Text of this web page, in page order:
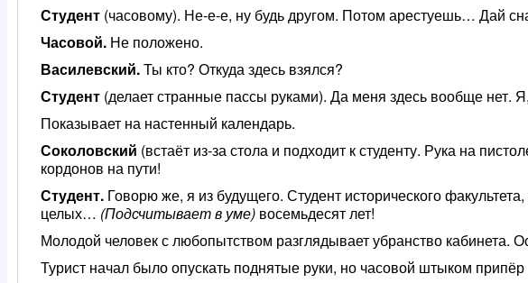
Студент (часовому). Не-е-е, ну будь другом. Потом арестуешь… Дай
Часовой. Не положено.
Василевский.Ты кто? Откуда здесь взялся?
Студент (делает странные пассы руками). Да меня здесь вообще нет.
Показывает на настенный календарь.
Соколовский (встаёт из-за стола и подходит к студенту. Рука на
кордонов на пути!
Студент. Говорю же, я из будущего. Студент исторического
целых… (Подсчитывает в уме) восемьдесят лет!
Молодой человек с любопытством разглядывает убранство
Турист начал было опускать поднятые руки, но часовой штыком